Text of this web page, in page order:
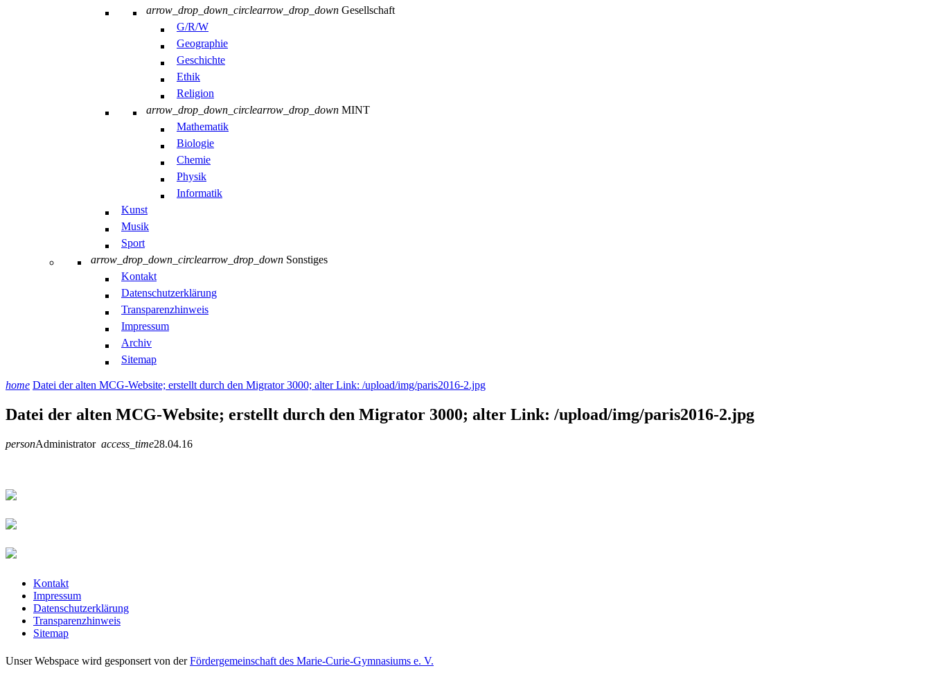
arrow_drop_down_circlearrow_drop_down Gesellschaft
G/R/W
Geographie
Geschichte
Ethik
Religion
arrow_drop_down_circlearrow_drop_down MINT
Mathematik
Biologie
Chemie
Physik
Informatik
Kunst
Musik
Sport
arrow_drop_down_circlearrow_drop_down Sonstiges
Kontakt
Datenschutzerklärung
Transparenzhinweis
Impressum
Archiv
Sitemap
home Datei der alten MCG-Website; erstellt durch den Migrator 3000; alter Link: /upload/img/paris2016-2.jpg
Datei der alten MCG-Website; erstellt durch den Migrator 3000; alter Link: /upload/img/paris2016-2.jpg
personAdministrator access_time28.04.16
Kontakt
Impressum
Datenschutzerklärung
Transparenzhinweis
Sitemap
Unser Webspace wird gesponsert von derFördergemeinschaft des Marie-Curie-Gymnasiums e. V.